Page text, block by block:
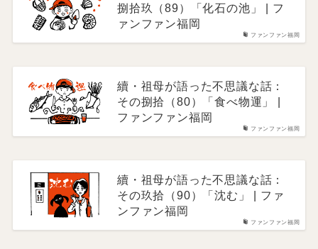
ファンファン福岡
捌拾玖（89）「化石の池」 | フ
ァンファン福岡
ファンファン福岡
續・祖母が語った不思議な話：
その捌拾（80）「食べ物運」 |
ファンファン福岡
ファンファン福岡
續・祖母が語った不思議な話：
その玖拾（90）「沈む」 | ファ
ンファン福岡